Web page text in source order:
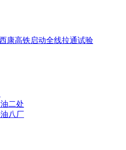
康高铁启动全线拉通试验
二处
八厂